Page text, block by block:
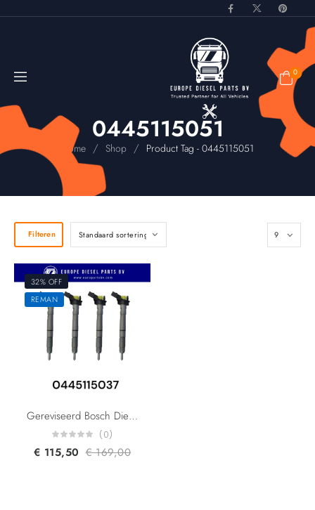
0
0445115051
Home / Shop / Product Tag - 0445115051
Filteren
32% OFF
REMAN
Gereviseerd Bosch Diesel Injector 0445115037 0445115036 0445115078 0445115024 059130277AB For Audi A4 A6 A8 Q7 VW Phaeton Touareg 3.0 TDI
(0)
€ 115,50 €169,00